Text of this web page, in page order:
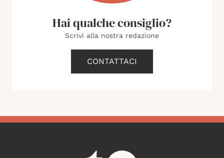
Hai qualche consiglio?
Scrivi alla nostra redazione
CONTATTACI